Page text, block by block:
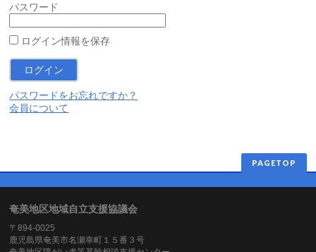
パスワード
ログイン情報を保存
パスワードをお忘れですか？
会員について
PAGETOP
奄美地区地域自立支援協議会
〒894-0025
鹿児島県奄美市名瀬幸町１５番３号